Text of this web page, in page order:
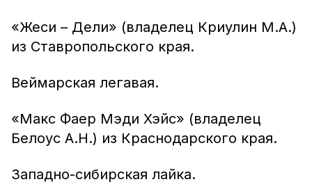
«Жеси – Дели» (владелец Криулин М.А.)
из Ставропольского края.
Веймарская легавая.
«Макс Фаер Мэди Хэйс» (владелец
Белоус А.Н.) из Краснодарского края.
Западно-сибирская лайка.